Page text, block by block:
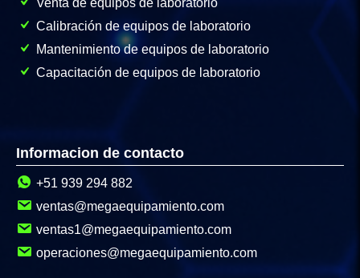
Venta de equipos de laboratorio
Calibración de equipos de laboratorio
Mantenimiento de equipos de laboratorio
Capacitación de equipos de laboratorio
Informacion de contacto
+51 939 294 882
ventas@megaequipamiento.com
ventas1@megaequipamiento.com
operaciones@megaequipamiento.com